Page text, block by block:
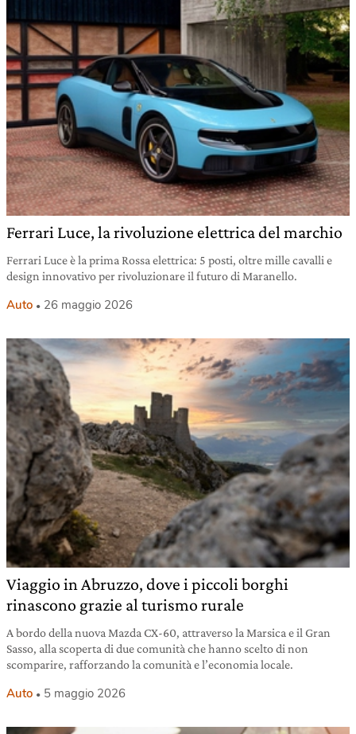
Ferrari Luce, la rivoluzione elettrica del marchio
Ferrari Luce è la prima Rossa elettrica: 5 posti, oltre mille cavalli e
design innovativo per rivoluzionare il futuro di Maranello.
Auto 26 maggio 2026
Viaggio in Abruzzo, dove i piccoli borghi
rinascono grazie al turismo rurale
A bordo della nuova Mazda CX-60, attraverso la Marsica e il Gran
Sasso, alla scoperta di due comunità che hanno scelto di non
scomparire, rafforzando la comunità e l’economia locale.
Auto 5 maggio 2026